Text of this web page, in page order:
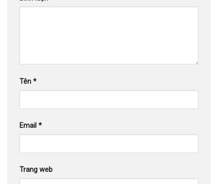
Tên *
Email *
Trang web